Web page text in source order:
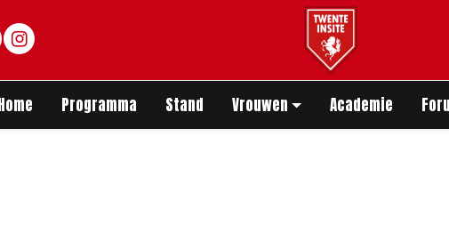
TwitterDelen op Whatsapp
Programma Stand Vrouwen Academie